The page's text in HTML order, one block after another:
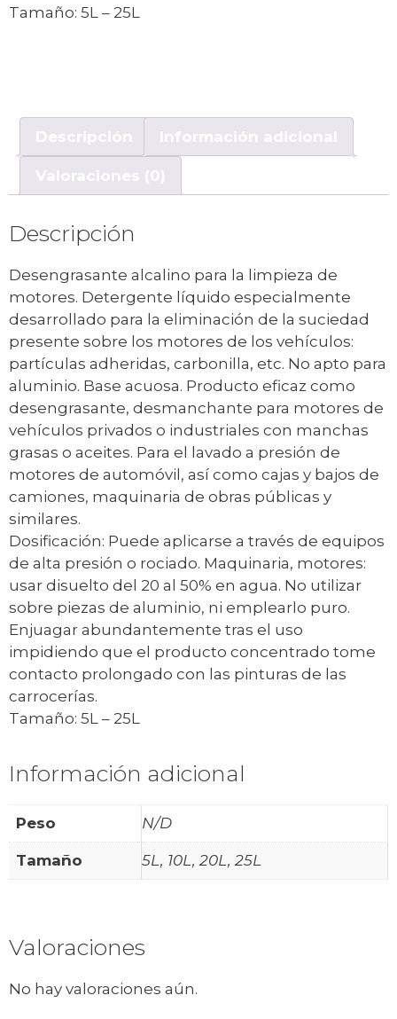
Tamaño: 5L – 25L
Descripción Información adicional
Valoraciones (0)
Descripción
Desengrasante alcalino para la limpieza de
motores. Detergente líquido especialmente
desarrollado para la eliminación de la suciedad
presente sobre los motores de los vehículos:
partículas adheridas, carbonilla, etc. No apto para
aluminio. Base acuosa. Producto eficaz como
desengrasante, desmanchante para motores de
vehículos privados o industriales con manchas
grasas o aceites. Para el lavado a presión de
motores de automóvil, así como cajas y bajos de
camiones, maquinaria de obras públicas y
similares.
Dosificación: Puede aplicarse a través de equipos
de alta presión o rociado. Maquinaria, motores:
usar disuelto del 20 al 50% en agua. No utilizar
sobre piezas de aluminio, ni emplearlo puro.
Enjuagar abundantemente tras el uso
impidiendo que el producto concentrado tome
contacto prolongado con las pinturas de las
carrocerías.
Tamaño: 5L – 25L
Información adicional
Peso N/D
Tamaño 5L, 10L, 20L, 25L
Valoraciones
No hay valoraciones aún.